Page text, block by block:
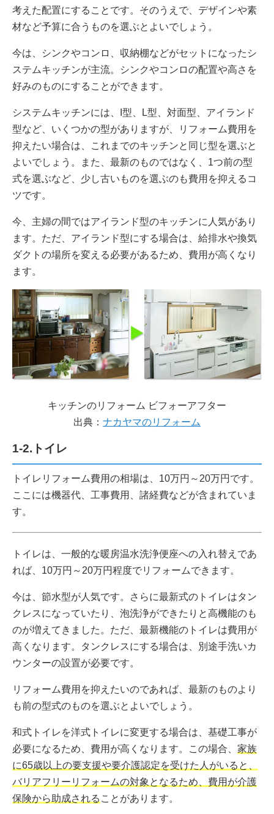
考えた配置にすることです。そのうえで、デザインや素
材など予算に合うものを選ぶとよいでしょう。
今は、シンクやコンロ、収納棚などがセットになったシ
ステムキッチンが主流。シンクやコンロの配置や高さを
好みのものにすることができます。
システムキッチンには、I型、L型、対面型、アイランド
型など、いくつかの型がありますが、リフォーム費用を
抑えたい場合は、これまでのキッチンと同じ型を選ぶと
よいでしょう。また、最新のものではなく、1つ前の型
式を選ぶなど、少し古いものを選ぶのも費用を抑えるコ
ツです。
今、主婦の間ではアイランド型のキッチンに人気があり
ます。ただ、アイランド型にする場合は、給排水や換気
ダクトの場所を変える必要があるため、費用が高くなり
ます。
キッチンのリフォーム ビフォーアフター
出典： ナカヤマのリフォーム
1-2.トイレ
トイレリフォーム費用の相場は、10万円～20万円です。
ここには機器代、工事費用、諸経費などが含まれていま
す。
トイレは、一般的な暖房温水洗浄便座への入れ替えであ
れば、10万円～20万円程度でリフォームできます。
今は、節水型が人気です。さらに最新式のトイレはタン
クレスになっていたり、泡洗浄ができたりと高機能のも
のが増えてきました。ただ、最新機能のトイレは費用が
高くなります。タンクレスにする場合は、別途手洗いカ
ウンターの設置が必要です。
リフォーム費用を抑えたいのであれば、最新のものより
も前の型式のものを選ぶとよいでしょう。
和式トイレを洋式トイレに変更する場合は、基礎工事が
必要になるため、費用が高くなります。この場合、 家族
に65歳以上の要支援や要介護認定を受けた人がいると、
バリアフリーリフォームの対象となるため、費用が介護
保険から助成される ことがあります。